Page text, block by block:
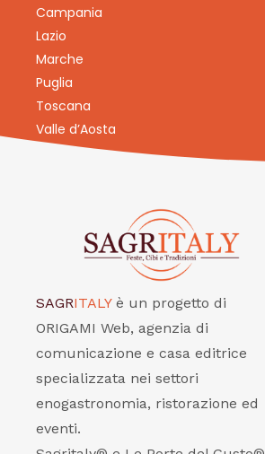
Campania
Lazio
Marche
Puglia
Toscana
Valle d’Aosta
SAGRITALY è un progetto di
ORIGAMI Web, agenzia di
comunicazione e casa editrice
specializzata nei settori
enogastronomia, ristorazione ed
eventi.